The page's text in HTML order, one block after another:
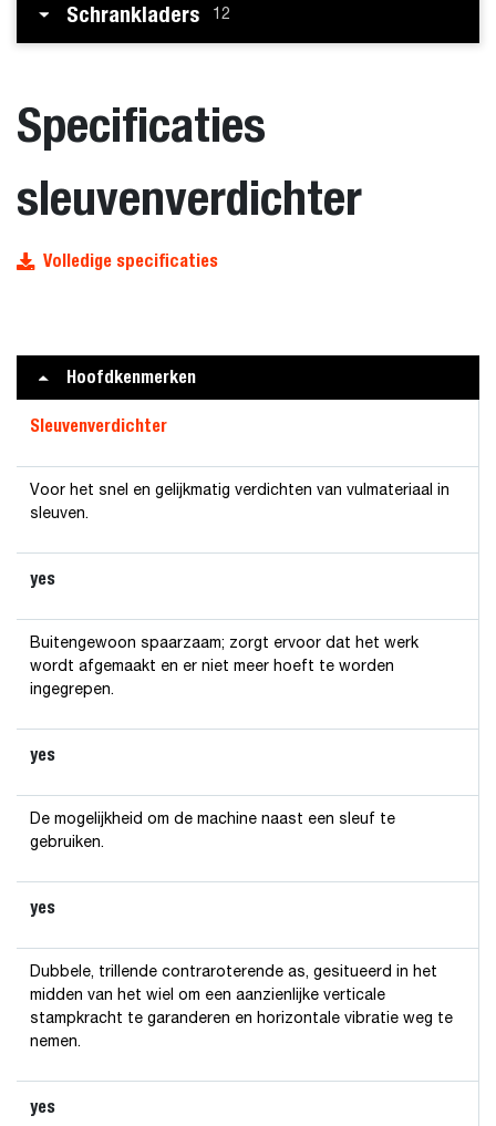
Schrankladers 12
Specificaties
sleuvenverdichter
Volledige specificaties
Hoofdkenmerken
Sleuvenverdichter
Voor het snel en gelijkmatig verdichten van vulmateriaal in
sleuven.
yes
Buitengewoon spaarzaam; zorgt ervoor dat het werk
wordt afgemaakt en er niet meer hoeft te worden
ingegrepen.
yes
De mogelijkheid om de machine naast een sleuf te
gebruiken.
yes
Dubbele, trillende contraroterende as, gesitueerd in het
midden van het wiel om een aanzienlijke verticale
stampkracht te garanderen en horizontale vibratie weg te
nemen.
yes